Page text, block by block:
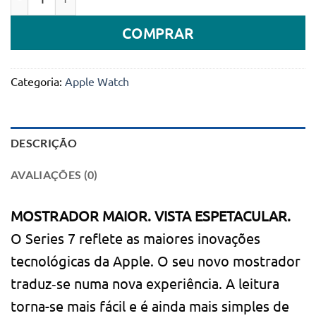
COMPRAR
Categoria: Apple Watch
DESCRIÇÃO
AVALIAÇÕES (0)
MOSTRADOR MAIOR. VISTA ESPETACULAR.
O Series 7 reflete as maiores inovações
tecnológicas da Apple. O seu novo mostrador
traduz‑se numa nova experiência. A leitura
torna-se mais fácil e é ainda mais simples de